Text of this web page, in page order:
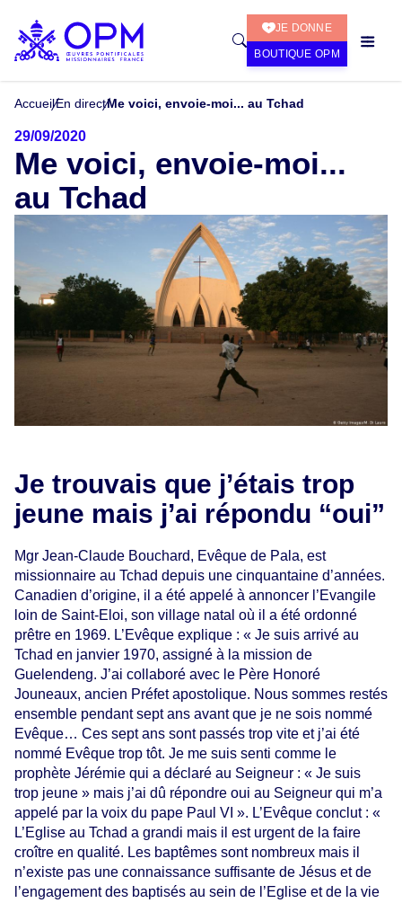
JE DONNE
BOUTIQUE OPM
AccueilEn directMe voici, envoie-moi... au Tchad
29/09/2020
Me voici, envoie-moi...
au Tchad
Je trouvais que j’étais trop
jeune mais j’ai répondu “oui”
Mgr Jean-Claude Bouchard, Evêque de Pala, est
missionnaire au Tchad depuis une cinquantaine d’années.
Canadien d’origine, il a été appelé à annoncer l’Evangile
loin de Saint-Eloi, son village natal où il a été ordonné
prêtre en 1969. L’Evêque explique : « Je suis arrivé au
Tchad en janvier 1970, assigné à la mission de
Guelendeng. J’ai collaboré avec le Père Honoré
Jouneaux, ancien Préfet apostolique. Nous sommes restés
ensemble pendant sept ans avant que je ne sois nommé
Evêque… Ces sept ans sont passés trop vite et j’ai été
nommé Evêque trop tôt. Je me suis senti comme le
prophète Jérémie qui a déclaré au Seigneur : « Je suis
trop jeune » mais j’ai dû répondre oui au Seigneur qui m’a
appelé par la voix du pape Paul VI ». L’Evêque conclut : «
L’Eglise au Tchad a grandi mais il est urgent de la faire
croître en qualité. Les baptêmes sont nombreux mais il
n’existe pas une connaissance suffisante de Jésus et de
l’engagement des baptisés au sein de l’Eglise et de la vie